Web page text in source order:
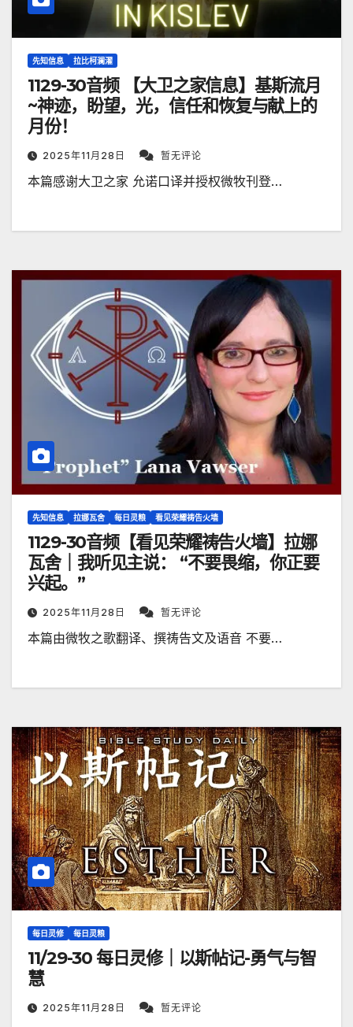
先知信息 拉比柯澜濯
1129-30音频 【大卫之家信息】基斯流月
~神迹，盼望，光，信任和恢复与献上的
月份！
2025年11月28日 暂无评论
本篇感谢大卫之家 允诺口译并授权微牧刊登…
先知信息 拉娜瓦舍 每日灵粮 看见荣耀祷告火墙
1129-30音频【看见荣耀祷告火墙】拉娜
瓦舍｜我听见主说： “不要畏缩，你正要
兴起。”
2025年11月28日 暂无评论
本篇由微牧之歌翻译、撰祷告文及语音 不要…
每日灵修 每日灵粮
11/29-30 每日灵修｜以斯帖记-勇气与智
慧
2025年11月28日 暂无评论